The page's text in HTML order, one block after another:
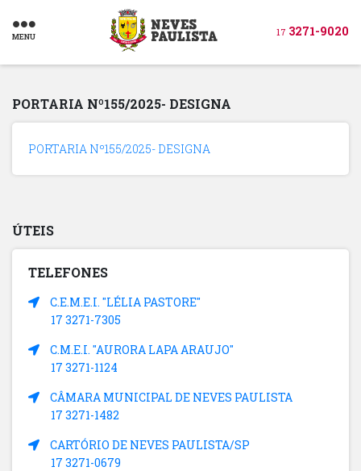
MENU 17 3271-9020
PORTARIA Nº155/2025- DESIGNA
PORTARIA Nº155/2025- DESIGNA
ÚTEIS
TELEFONES
C.E.M.E.I. "LÉLIA PASTORE"
17 3271-7305
C.M.E.I. "AURORA LAPA ARAUJO"
17 3271-1124
CÂMARA MUNICIPAL DE NEVES PAULISTA
17 3271-1482
CARTÓRIO DE NEVES PAULISTA/SP
17 3271-0679